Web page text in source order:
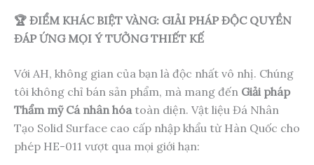
🏆 ĐIỂM KHÁC BIỆT VÀNG: GIẢI PHÁP ĐỘC QUYỀN
ĐÁP ỨNG MỌI Ý TƯỞNG THIẾT KẾ
Với AH, không gian của bạn là độc nhất vô nhị. Chúng
tôi không chỉ bán sản phẩm, mà mang đến Giải pháp
Thẩm mỹ Cá nhân hóa toàn diện. Vật liệu Đá Nhân
Tạo Solid Surface cao cấp nhập khẩu từ Hàn Quốc cho
phép HE-011 vượt qua mọi giới hạn: